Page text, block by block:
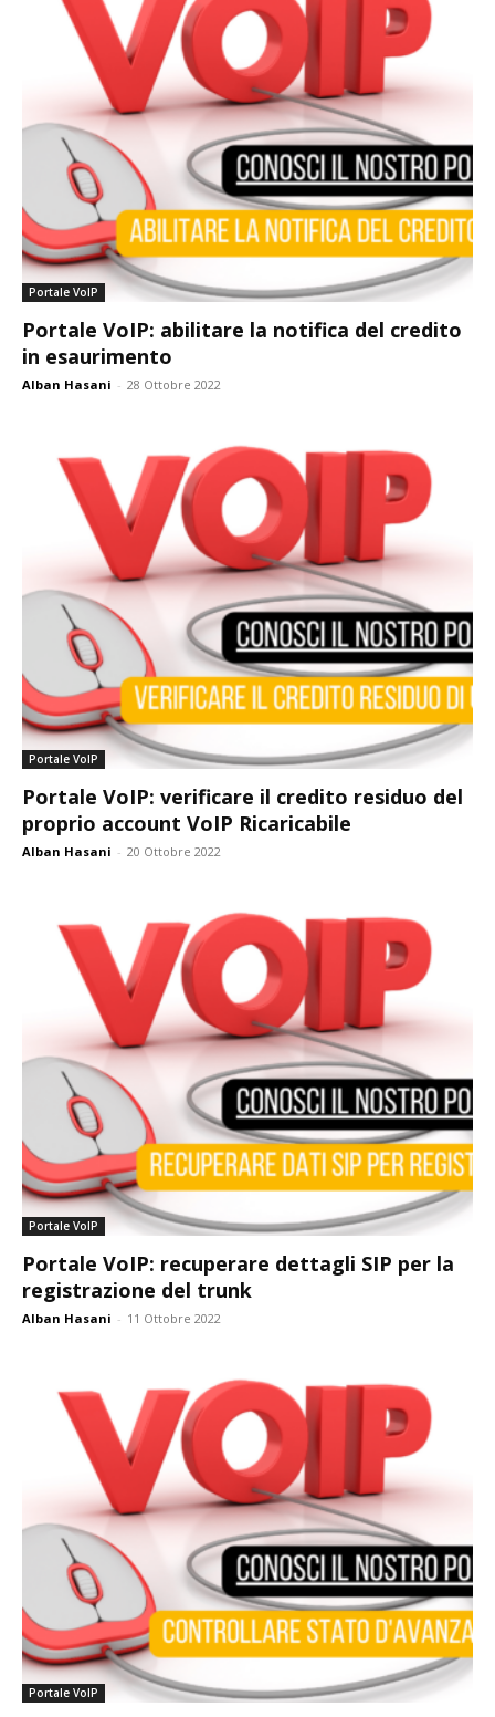
Portale VoIP
Portale VoIP: abilitare la notifica del credito
in esaurimento
Alban Hasani - 28 Ottobre 2022
Portale VoIP
Portale VoIP: verificare il credito residuo del
proprio account VoIP Ricaricabile
Alban Hasani - 20 Ottobre 2022
Portale VoIP
Portale VoIP: recuperare dettagli SIP per la
registrazione del trunk
Alban Hasani - 11 Ottobre 2022
Portale VoIP